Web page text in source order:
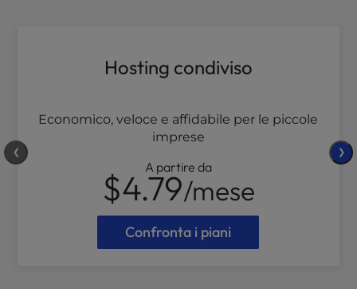
Hosting condiviso
Economico, veloce e affidabile per le piccole
imprese
A partire da
$4.79/mese
Confronta i piani
❮ ❯